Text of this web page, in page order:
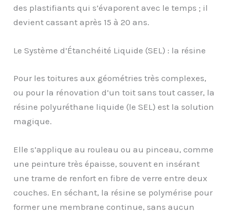
des plastifiants qui s’évaporent avec le temps ; il
devient cassant après 15 à 20 ans.
Le Système d’Étanchéité Liquide (SEL) : la résine
Pour les toitures aux géométries très complexes,
ou pour la rénovation d’un toit sans tout casser, la
résine polyuréthane liquide (le SEL) est la solution
magique.
Elle s’applique au rouleau ou au pinceau, comme
une peinture très épaisse, souvent en insérant
une trame de renfort en fibre de verre entre deux
couches. En séchant, la résine se polymérise pour
former une membrane continue, sans aucun